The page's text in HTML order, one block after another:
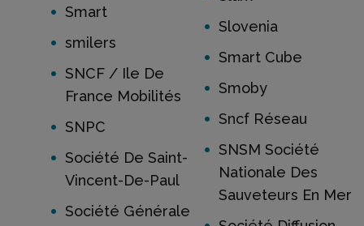
Smart
smilers
SNCF / Ile De
France Mobilités
SNPC
Société De Saint-
Vincent-De-Paul
Société Générale
Slovenia
Smart Cube
Smoby
Sncf Réseau
SNSM Société
Nationale Des
Sauveteurs En Mer